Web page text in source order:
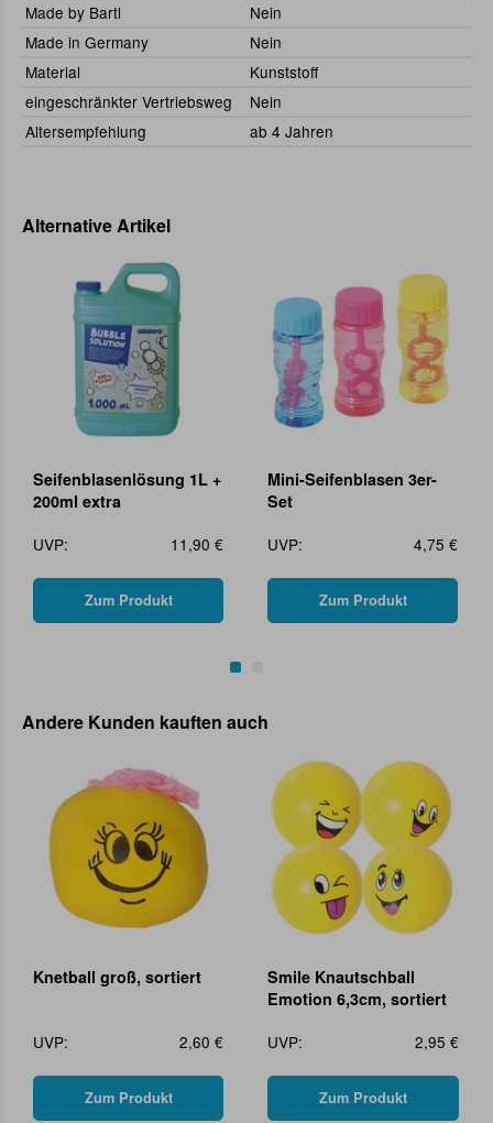
Made by Bartl
Nein
Made in Germany
Nein
Material
Kunststoff
eingeschränkter Vertriebsweg
Nein
Altersempfehlung
ab 4 Jahren
Alternative Artikel
Seifenblasenlösung 1L +
200ml extra
UVP:
11,90 €
Zum Produkt
Mini-Seifenblasen 3er-
Set
UVP:
4,75 €
Zum Produkt
Andere Kunden kauften auch
Knetball groß, sortiert
UVP: 2,60 €
Zum Produkt
Smile Knautschball
Emotion 6,3cm, sortiert
UVP:
2,95 €
Zum Produkt